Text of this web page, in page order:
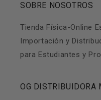
SOBRE NOSOTROS
Tienda Física-Online
Importación y
para Estudiantes y
OG DISTRIBUIDORA